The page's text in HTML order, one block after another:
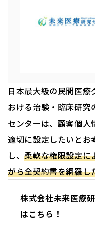
日本最大級の民間医療
おける治験・臨床研
センターは、顧客個人
適切に設定したいと
し、柔軟な権限設定に
がら全契約書を網羅し
株式会社未来医療
はこちら！